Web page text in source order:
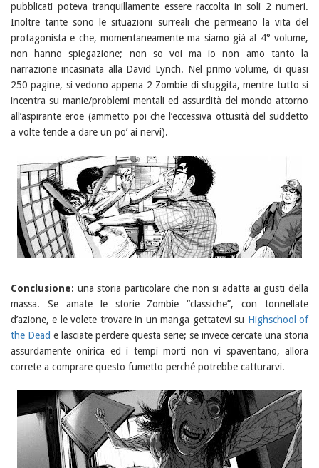
pubblicati poteva tranquillamente essere raccolta in soli 2 numeri.
Inoltre tante sono le situazioni surreali che permeano la vita del
protagonista e che, momentaneamente ma siamo già al 4° volume,
non hanno spiegazione; non so voi ma io non amo tanto la
narrazione incasinata alla David Lynch. Nel primo volume, di quasi
250 pagine, si vedono appena 2 Zombie di sfuggita, mentre tutto si
incentra su manie/problemi mentali ed assurdità del mondo attorno
all’aspirante eroe (ammetto poi che l’eccessiva ottusità del suddetto
a volte tende a dare un po’ ai nervi).
Conclusione: una storia particolare che non si adatta ai gusti della
massa. Se amate le storie Zombie “classiche”, con tonnellate
d’azione, e le volete trovare in un manga gettatevi su Highschool of
the Dead e lasciate perdere questa serie; se invece cercate una storia
assurdamente onirica ed i tempi morti non vi spaventano, allora
correte a comprare questo fumetto perché potrebbe catturarvi.